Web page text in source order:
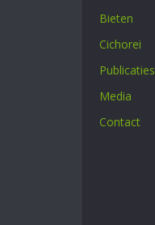
Bieten
Cichorei
Publicaties
Media
Contact